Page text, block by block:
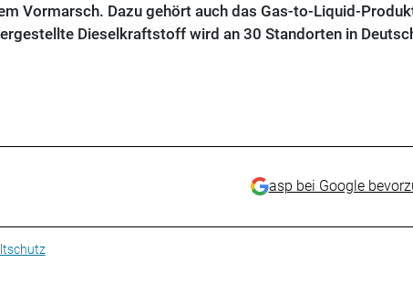
Vormarsch. Dazu gehört auch das Gas-to-Liquid-
Dieselkraftstoff wird an 30 Standorten in
asp bei Google